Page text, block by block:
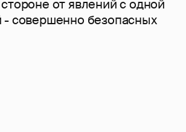
от явлений с одной
- совершенно безопасных